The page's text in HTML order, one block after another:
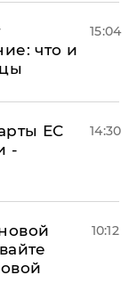
что и
15:04
ЕС
-
14:30
10:12